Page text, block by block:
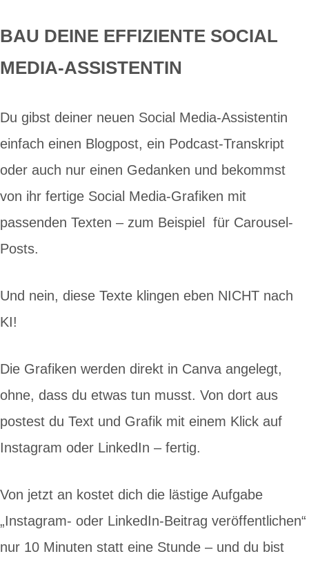
BAU DEINE EFFIZIENTE SOCIAL
MEDIA-ASSISTENTIN
Du gibst deiner neuen Social Media-Assistentin
einfach einen Blogpost, ein Podcast-Transkript
oder auch nur einen Gedanken und bekommst
von ihr fertige Social Media-Grafiken mit
passenden Texten – zum Beispiel für Carousel-
Posts.
Und nein, diese Texte klingen eben NICHT nach
KI!
Die Grafiken werden direkt in Canva angelegt,
ohne, dass du etwas tun musst. Von dort aus
postest du Text und Grafik mit einem Klick auf
Instagram oder LinkedIn – fertig.
Von jetzt an kostet dich die lästige Aufgabe
„Instagram- oder LinkedIn-Beitrag veröffentlichen“
nur 10 Minuten statt eine Stunde – und du bist